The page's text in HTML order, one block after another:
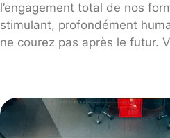
l’engagement total de nos
stimulant, profondément
ne courez pas après le futur.